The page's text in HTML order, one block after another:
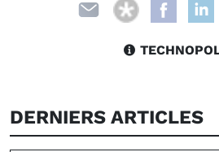
DERNIERS ARTICLES